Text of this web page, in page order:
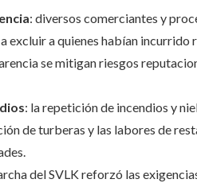
: diversos comerciantes y
excluir a quienes habían incurrido
se mitigan riesgos
: la repetición de incendios y
de turberas y las labores de
del SVLK reforzó las